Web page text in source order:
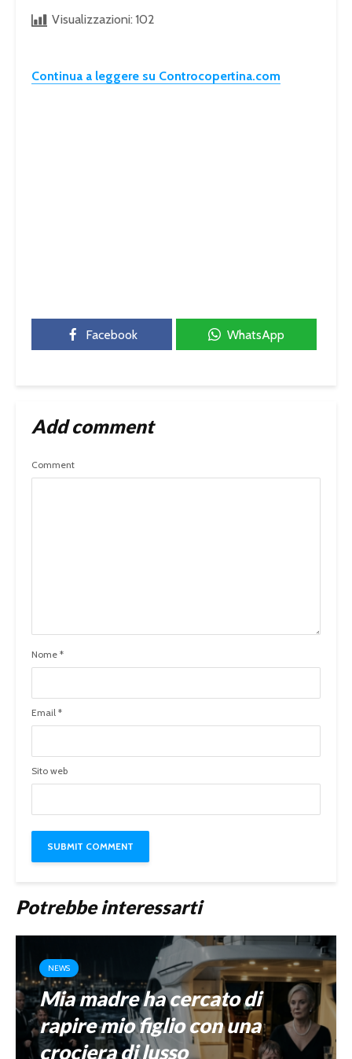
Visualizzazioni: 102
Continua a leggere su Controcopertina.com
Facebook WhatsApp
Add comment
Comment
Nome *
Email *
Sito web
Potrebbe interessarti
NEWS
Mia madre ha cercato di
rapire mio figlio con una
crociera di lusso